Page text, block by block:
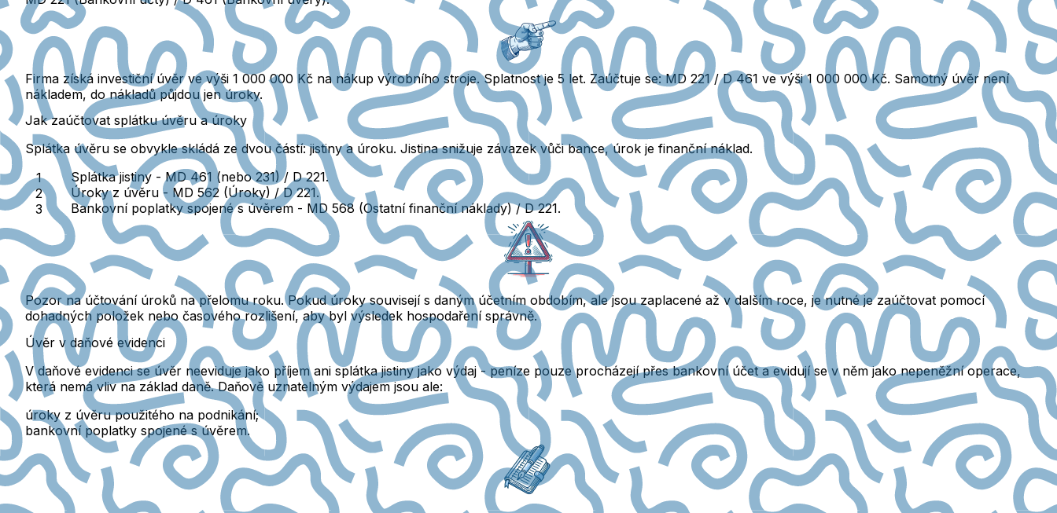
Firma získá investiční úvěr ve výši 1 000 000 Kč na nákup výrobního stroje. Splatnost je 5 let. Zaúčtuje se: MD 221 / D 461 ve výši 1 000 000 Kč. Samotný úvěr není
nákladem, do nákladů půjdou jen úroky.
Jak zaúčtovat splátku úvěru a úroky
Splátka úvěru se obvykle skládá ze dvou částí: jistiny a úroku. Jistina snižuje závazek vůči bance, úrok je finanční náklad.
Splátka jistiny - MD 461 (nebo 231) / D 221.
Úroky z úvěru - MD 562 (Úroky) / D 221.
Bankovní poplatky spojené s úvěrem - MD 568 (Ostatní finanční náklady) / D 221.
Pozor na účtování úroků na přelomu roku.Pokud úroky souvisejí s daným účetním obdobím, ale jsou zaplacené až v dalším roce, je nutné je zaúčtovat pomocí
dohadných položek nebo časového rozlišení, aby byl výsledek hospodaření správně.
Úvěr v daňové evidenci
V daňové evidenci se úvěr neeviduje jako příjem ani splátka jistiny jako výdaj- peníze pouze procházejí přes bankovní účet a evidují se v něm jako nepeněžní operace,
která nemá vliv na základ daně.Daňově uznatelným výdajem jsou ale:
úroky z úvěrupoužitého na podnikání;
bankovní poplatky spojené s úvěrem.